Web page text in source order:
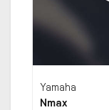
Yamaha
Nmax